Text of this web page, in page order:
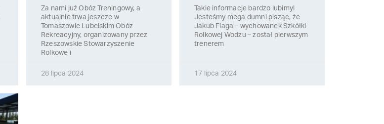
Za nami już Obóz Treningowy, a
aktualnie trwa jeszcze w
Tomaszowie Lubelskim Obóz
Rekreacyjny, organizowany przez
Rzeszowskie Stowarzyszenie
Rolkowe i
28 lipca 2024
Takie informacje bardzo lubimy!
Jesteśmy mega dumni pisząc, że
Jakub Flaga – wychowanek Szkółki
Rolkowej Wodzu – został pierwszym
trenerem
17 lipca 2024